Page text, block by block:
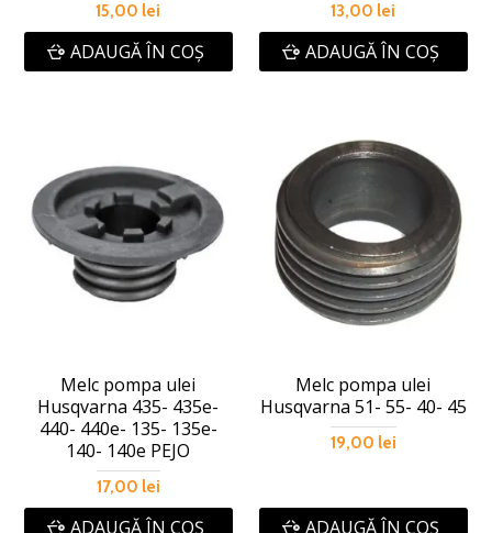
15,00 lei
ADAUGĂ ÎN COŞ
13,00 lei
ADAUGĂ ÎN COŞ
Melc pompa ulei
Husqvarna 435- 435e-
440- 440e- 135- 135e-
140- 140e PEJO
17,00 lei
ADAUGĂ ÎN COŞ
Melc pompa ulei
Husqvarna 51- 55- 40- 45
19,00 lei
ADAUGĂ ÎN COŞ